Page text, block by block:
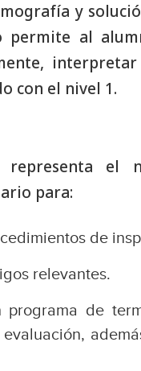
y
permite al
con el nivel 1.
representa el
para:
de
relevantes.
programa de